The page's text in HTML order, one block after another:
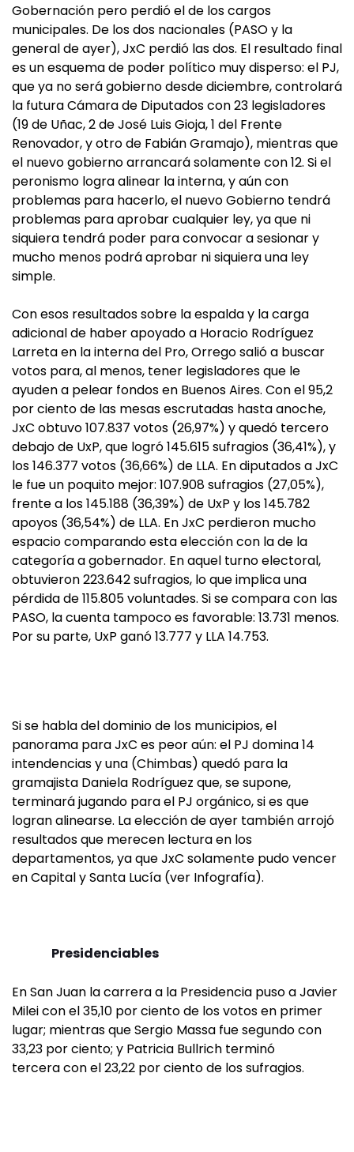
Gobernación pero perdió el de los cargos
municipales. De los dos nacionales (PASO y la
general de ayer), JxC perdió las dos. El resultado final
es un esquema de poder político muy disperso: el PJ,
que ya no será gobierno desde diciembre, controlará
la futura Cámara de Diputados con 23 legisladores
(19 de Uñac, 2 de José Luis Gioja, 1 del Frente
Renovador, y otro de Fabián Gramajo), mientras que
el nuevo gobierno arrancará solamente con 12. Si el
peronismo logra alinear la interna, y aún con
problemas para hacerlo, el nuevo Gobierno tendrá
problemas para aprobar cualquier ley, ya que ni
siquiera tendrá poder para convocar a sesionar y
mucho menos podrá aprobar ni siquiera una ley
simple.
Con esos resultados sobre la espalda y la carga
adicional de haber apoyado a Horacio Rodríguez
Larreta en la interna del Pro, Orrego salió a buscar
votos para, al menos, tener legisladores que le
ayuden a pelear fondos en Buenos Aires. Con el 95,2
por ciento de las mesas escrutadas hasta anoche,
JxC obtuvo 107.837 votos (26,97%) y quedó tercero
debajo de UxP, que logró 145.615 sufragios (36,41%), y
los 146.377 votos (36,66%) de LLA. En diputados a JxC
le fue un poquito mejor: 107.908 sufragios (27,05%),
frente a los 145.188 (36,39%) de UxP y los 145.782
apoyos (36,54%) de LLA. En JxC perdieron mucho
espacio comparando esta elección con la de la
categoría a gobernador. En aquel turno electoral,
obtuvieron 223.642 sufragios, lo que implica una
pérdida de 115.805 voluntades. Si se compara con las
PASO, la cuenta tampoco es favorable: 13.731 menos.
Por su parte, UxP ganó 13.777 y LLA 14.753.
Si se habla del dominio de los municipios, el
panorama para JxC es peor aún: el PJ domina 14
intendencias y una (Chimbas) quedó para la
gramajista Daniela Rodríguez que, se supone,
terminará jugando para el PJ orgánico, si es que
logran alinearse. La elección de ayer también arrojó
resultados que merecen lectura en los
departamentos, ya que JxC solamente pudo vencer
en Capital y Santa Lucía (ver Infografía).
Presidenciables
En San Juan la carrera a la Presidencia puso a Javier
Milei con el 35,10 por ciento de los votos en primer
lugar; mientras que Sergio Massa fue segundo con
33,23 por ciento; y Patricia Bullrich terminó
tercera con el 23,22 por ciento de los sufragios.